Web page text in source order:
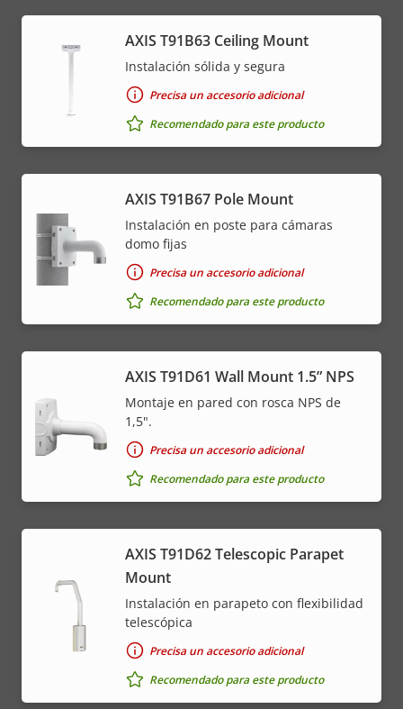
AXIS T91B63 Ceiling Mount
Instalación sólida y segura
Precisa un accesorio adicional
Recomendado para este producto
AXIS T91B67 Pole Mount
Instalación en poste para cámaras
domo fijas
Precisa un accesorio adicional
Recomendado para este producto
AXIS T91D61 Wall Mount 1.5” NPS
Montaje en pared con rosca NPS de
1,5".
Precisa un accesorio adicional
Recomendado para este producto
AXIS T91D62 Telescopic Parapet
Mount
Instalación en parapeto con flexibilidad
telescópica
Precisa un accesorio adicional
Recomendado para este producto